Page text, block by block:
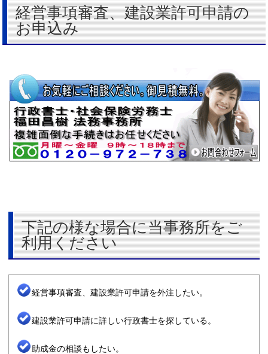
経営事項審査、建設業許可申請の
お申込み
下記の様な場合に当事務所をご
利用ください
経営事項審査、建設業許可申請を外注したい。
建設業許可申請に詳しい行政書士を探している。
助成金の相談もしたい。